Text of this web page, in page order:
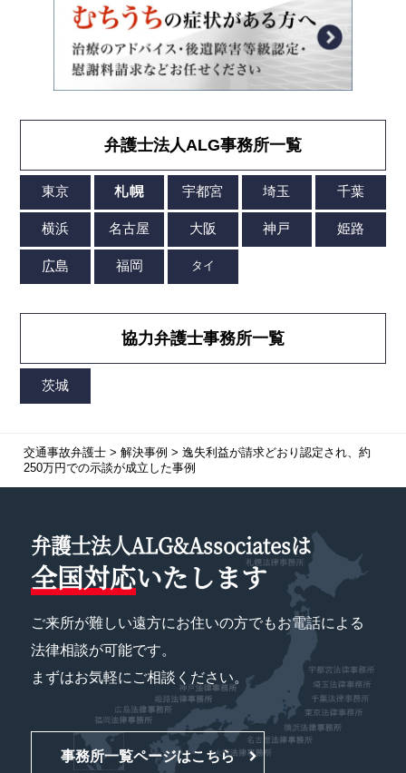
弁護士法人ALG事務所一覧
協力弁護士事務所一覧
交通事故弁護士> 解決事例 > 逸失利益が請求どおり認定され、約
250万円での示談が成立した事例
弁護士法人ALG&Associatesは
全国対応いたします
ご来所が難しい遠方にお住いの方でもお電話による
法律相談が可能です。
まずはお気軽にご相談ください。
事務所一覧ページはこちら